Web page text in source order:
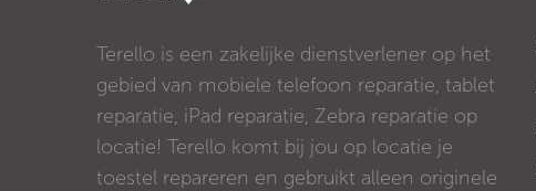
Terello is een zakelijke dienstverlener op het
gebied van mobiele telefoon reparatie, tablet
reparatie, iPad reparatie, Zebra reparatie op
locatie! Terello komt bij jou op locatie je
toestel repareren en gebruikt alleen originele